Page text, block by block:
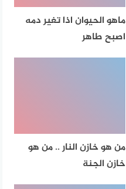
ماهو الحيوان اذا تغير دمه
اصبح طاهر
من هو خازن النار .. من هو
خازن الجنة